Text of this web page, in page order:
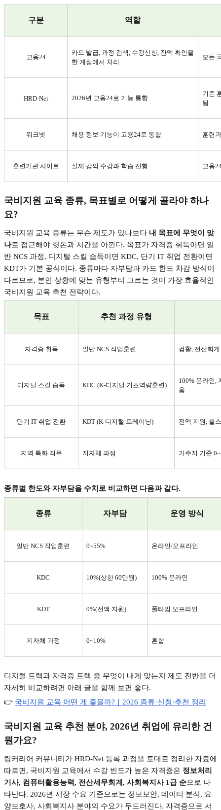
구분 역할
고용24
카드 발급, 과정 검색, 수강신청, 잔액 확인을
한 계정에서 처리
모든
HRD-Net 2026년 고용24로 기능 통합
기존
됨
워크넷 채용 정보 기능이 고용24로 통합 훈련
훈련기관 사이트 실제 강의 수강과 학습 진행 고용
국비지원 교육 종류, 목표별로 어떻게 골라야 하나
요?
국비지원 교육 종류는 무슨 제도가 있나보다 내 목표에 무엇이 맞
나로 접근해야 헛돈과 시간을 아낀다. 목표가 자격증 취득이면 일
반 NCS 과정, 디지털 스킬 습득이면 KDC, 단기 IT 취업 전환이면
KDT가 기본 공식이다. 종류마다 자부담과 카드 한도 차감 방식이
다르므로, 본인 상황에 맞는 유형부터 고르는 것이 가장 효율적인
국비지원 교육 추천 전략이다.
목표 추천 과정 유형
자격증 취득 일반 NCS 직업훈련 컴활, 전산회
디지털 스킬 습득 KDC (K-디지털 기초역량훈련)
100% 온라인,
움
단기 IT 취업 전환 KDT (K-디지털 트레이닝) 전액 지원, 풀
지역 특화 직무 지자체 과정 거주지 기준
종류별 한도와 자부담을 수치로 비교하면 다음과 같다.
종류 자부담 운영 방식
일반 NCS 직업훈련 0~55% 온라인/오프라인
KDC 10%(상한 60만원) 100% 온라인
KDT 0%(전액 지원) 풀타임 오프라인
지자체 과정 0~10% 혼합
디지털 트랙과 자격증 트랙 중 무엇이 내게 맞는지 제도 전반을 더
자세히 비교하려면 아래 글을 함께 보면 좋다.
👉 국비지원 교육 어떤 게 좋을까? ｜2026 종류·신청·추천 정리
국비지원 교육 추천 분야, 2026년 취업에 유리한 건
뭔가요?
링커리어 커뮤니티가 HRD-Net 등록 과정을 토대로 정리한 자료에
따르면 , 국비지원 교육에서 수강 빈도가 높은 자격증은 정보처리
기사, 컴퓨터활용능력, 전산세무회계 , 사회복지사1 급 순으로 나
타난다. 2026년 시장 수요 기준으로는 정보보안, 데이터 분석, 요
양보호사, 사회복지사 분야의 수요가 두드러진다. 자격증으로 서